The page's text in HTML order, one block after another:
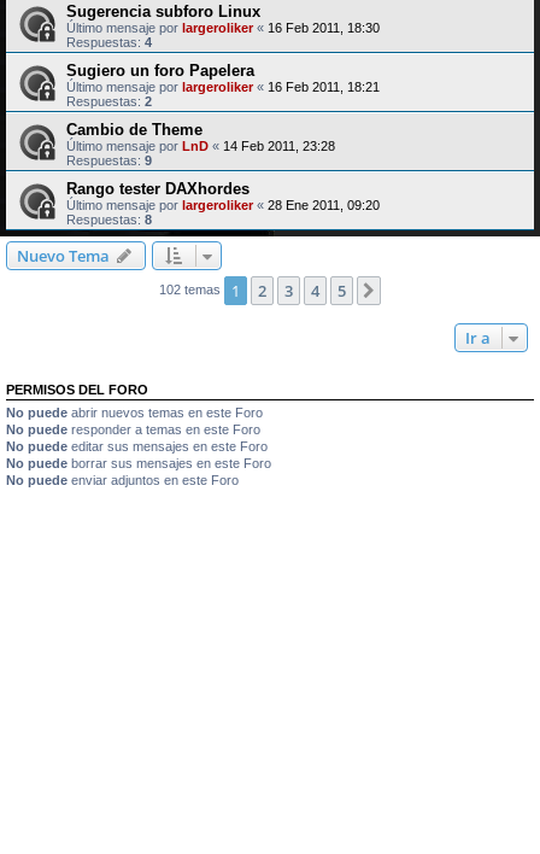
Sugerencia subforo Linux
Último mensaje por largeroliker« 16 Feb 2011, 18:30
Respuestas: 4
Sugiero un foro Papelera
Último mensaje por largeroliker« 16 Feb 2011, 18:21
Respuestas: 2
Cambio de Theme
Último mensaje por LnD « 14 Feb 2011, 23:28
Respuestas: 9
Rango tester DAXhordes
Último mensaje por largeroliker« 28 Ene 2011, 09:20
Respuestas: 8
Nuevo Tema
102 temas 1 2 3 4 5
Ir a
PERMISOS DEL FORO
No puede abrir nuevos temas en este Foro
No puede responder a temas en este Foro
No puede editar sus mensajes en este Foro
No puede borrar sus mensajes en este Foro
No puede enviar adjuntos en este Foro